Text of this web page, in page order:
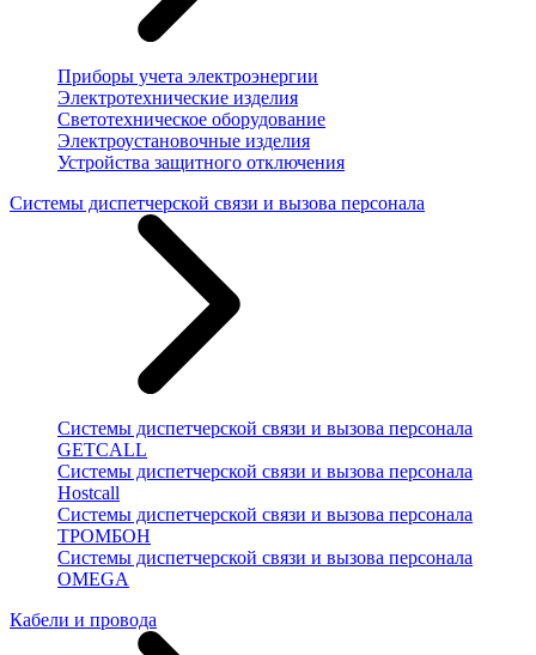
Приборы учета электроэнергии
Электротехнические изделия
Светотехническое оборудование
Электроустановочные изделия
Устройства защитного отключения
Системы диспетчерской связи и вызова персонала
Системы диспетчерской связи и вызова персонала
GETCALL
Системы диспетчерской связи и вызова персонала
Hostcall
Системы диспетчерской связи и вызова персонала
ТРОМБОН
Системы диспетчерской связи и вызова персонала
OMEGA
Кабели и провода